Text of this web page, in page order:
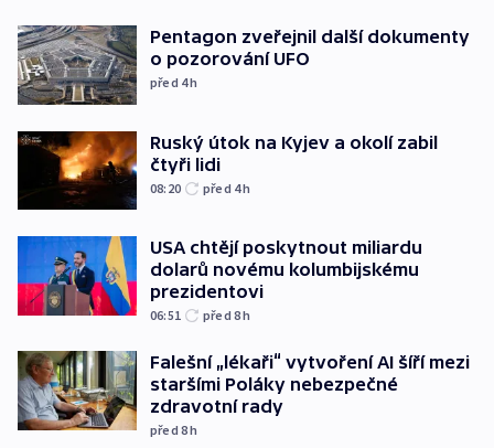
Pentagon zveřejnil další dokumenty
o pozorování UFO
před 4h
Ruský útok na Kyjev a okolí zabil
čtyři lidi
08:20 před 4h
USA chtějí poskytnout miliardu
dolarů novému kolumbijskému
prezidentovi
06:51 před 8h
Falešní „lékaři“ vytvoření AI šíří mezi
staršími Poláky nebezpečné
zdravotní rady
před 8h